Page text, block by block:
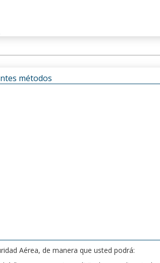
métodos
Aérea, de manera que usted podrá: